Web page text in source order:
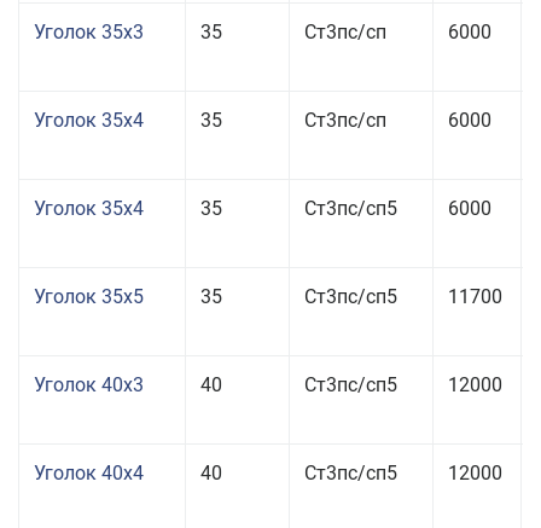
Уголок 35x3 35 Ст3пс/сп 6000
Уголок 35x4 35 Ст3пс/сп 6000
Уголок 35x4 35 Ст3пс/сп5 6000
Уголок 35x5 35 Ст3пс/сп5 11700
Уголок 40x3 40 Ст3пс/сп5 12000
Уголок 40x4 40 Ст3пс/сп5 12000